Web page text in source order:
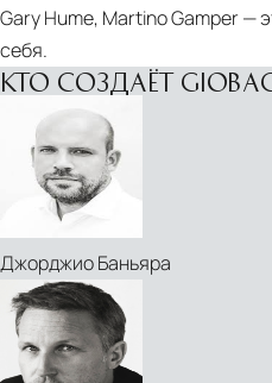
Gary Hume, Martino Gamper —
себя.
КТО СОЗДАЁТ
Джорджио Баньяра